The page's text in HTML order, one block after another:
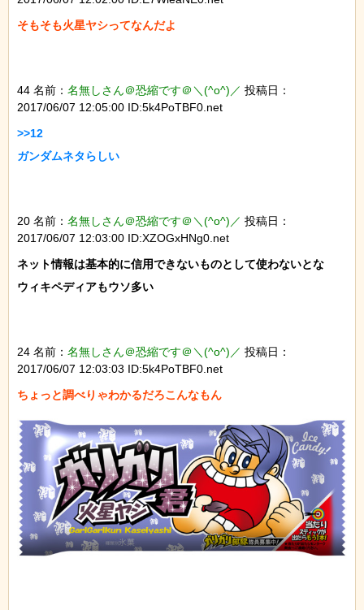
そもそも火星ヤシってなんだよ
44 名前： 名無しさん＠恐縮です＠＼(^o^)／ 投稿日：
2017/06/07 12:05:00 ID:5k4PoTBF0.net
>>12
ガンダムネタらしい
20 名前： 名無しさん＠恐縮です＠＼(^o^)／ 投稿日：
2017/06/07 12:03:00 ID:XZOGxHNg0.net
ネット情報は基本的に信用できないものとして使わないとな
ウィキペディアもウソ多い
24 名前： 名無しさん＠恐縮です＠＼(^o^)／ 投稿日：
2017/06/07 12:03:03 ID:5k4PoTBF0.net